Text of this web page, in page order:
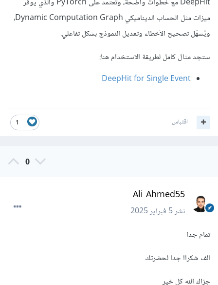
DeepHit مع خطوات واضحة، وتعتمد على PyTorch والذي يوفر
ميزات مثل الحساب الديناميكي Dynamic Computation Graph،
ويُسهّل تصحيح الأخطاء وتعديل النموذج بشكل تفاعلي.
ستجد مثال كامل لطريقة الاستخدام هنا:
DeepHit for Single Event
1 اقتباس
0
Ali Ahmed55
نشر5 فبراير 2025
تمام جدا
الف شكراا جدا لحضرتك
جزاك الله كل خير